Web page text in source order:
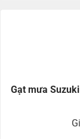
người lái xe nên
ƯU ĐIỂM
– Cần gạt nước
– Bám vào kiếng
– Cần gạt nước
Gạt mưa